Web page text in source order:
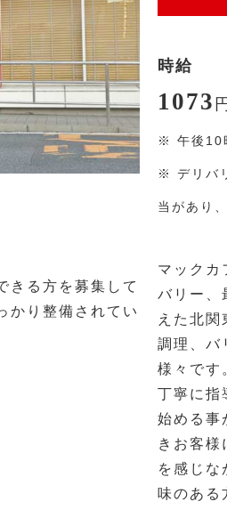
きる方を募集して
かり整備されてい
時給
1073 円
※ 午後10
※ デリバ
当があり
マックカ
バリー、
えた北
調理、バ
様々です
丁寧に指
始める事
きお客様
を感じな
味のある